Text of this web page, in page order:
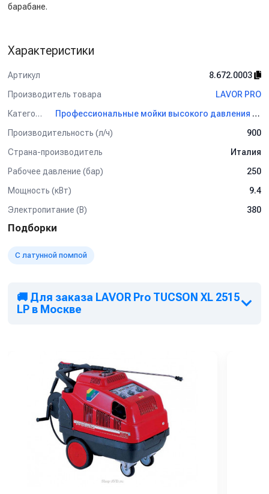
барабане.
Характеристики
Артикул
8.672.0003
Производитель товара
LAVOR PRO
Категория
Профессиональные мойки высокого давления LAVOR PRO
Производительность (л/ч)
900
Страна-производитель
Италия
Рабочее давление (бар)
250
Мощность (кВт)
9.4
Электропитание (В)
380
Подборки
С латунной помпой
🚚 Для заказа LAVOR Pro TUCSON XL 2515
LP в Москве